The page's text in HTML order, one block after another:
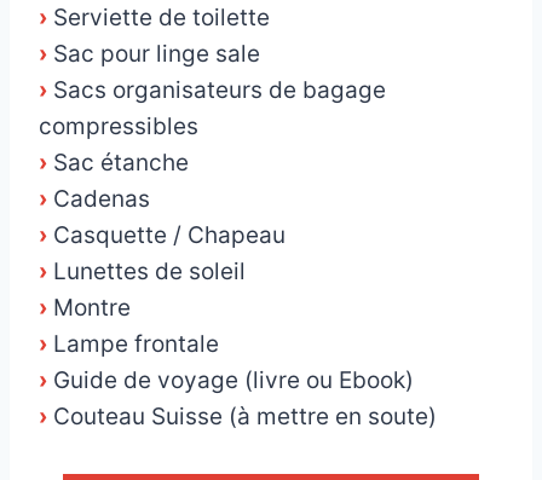
› Serviette de toilette
› Sac pour linge sale
› Sacs organisateurs de bagage
compressibles
› Sac étanche
› Cadenas
› Casquette / Chapeau
› Lunettes de soleil
› Montre
› Lampe frontale
› Guide de voyage (livre ou Ebook)
› Couteau Suisse (à mettre en soute)